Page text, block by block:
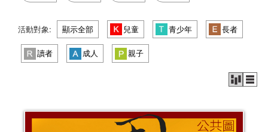
活動對象: 顯示全部 兒童 青少年 長者
讀者 成人 親子